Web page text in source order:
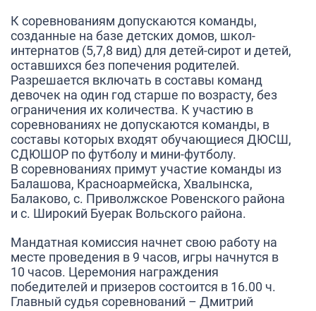
К соревнованиям допускаются команды,
созданные на базе детских домов, школ-
интернатов (5,7,8 вид) для детей-сирот и детей,
оставшихся без попечения родителей.
Разрешается включать в составы команд
девочек на один год старше по возрасту, без
ограничения их количества. К участию в
соревнованиях не допускаются команды, в
составы которых входят обучающиеся ДЮСШ,
СДЮШОР по футболу и мини-футболу.
В соревнованиях примут участие команды из
Балашова, Красноармейска, Хвалынска,
Балаково, с. Приволжское Ровенского района
и с. Широкий Буерак Вольского района.
Мандатная комиссия начнет свою работу на
месте проведения в 9 часов, игры начнутся в
10 часов. Церемония награждения
победителей и призеров состоится в 16.00 ч.
Главный судья соревнований – Дмитрий